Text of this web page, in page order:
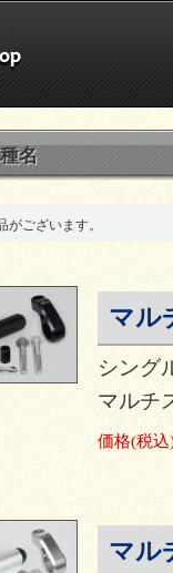
名
がございます。
マル
シング
マルチ
価格(税込
マル